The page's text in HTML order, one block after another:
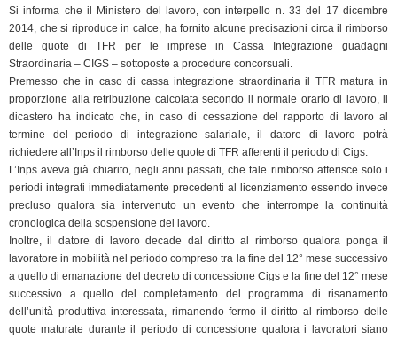
c
b
o
o
k
n
k
e
d
I
n
i
t
e
r
a
s
A
p
p
l
e
g
r
a
m
p
y
L
i
n
k
i
n
t
F
r
i
e
n
d
l
y
Si informa che il Ministero del lavoro, con interpello n. 33 del 17 dicembre
2014, che si riproduce in calce, ha fornito alcune precisazioni circa il rimborso
delle quote di TFR per le imprese in Cassa Integrazione guadagni
Straordinaria – CIGS – sottoposte a procedure concorsuali.
Premesso che in caso di cassa integrazione straordinaria il TFR matura in
proporzione alla retribuzione calcolata secondo il normale orario di lavoro, il
dicastero ha indicato che, in caso di cessazione del rapporto di lavoro al
termine del periodo di integrazione salariale, il datore di lavoro potrà
richiedere all’Inps il rimborso delle quote di TFR afferenti il periodo di Cigs.
L’Inps aveva già chiarito, negli anni passati, che tale rimborso afferisce solo i
periodi integrati immediatamente precedenti al licenziamento essendo invece
precluso qualora sia intervenuto un evento che interrompe la continuità
cronologica della sospensione del lavoro.
Inoltre, il datore di lavoro decade dal diritto al rimborso qualora ponga il
lavoratore in mobilità nel periodo compreso tra la fine del 12° mese successivo
a quello di emanazione del decreto di concessione Cigs e la fine del 12° mese
successivo a quello del completamento del programma di risanamento
dell’unità produttiva interessata, rimanendo fermo il diritto al rimborso delle
quote maturate durante il periodo di concessione qualora i lavoratori siano